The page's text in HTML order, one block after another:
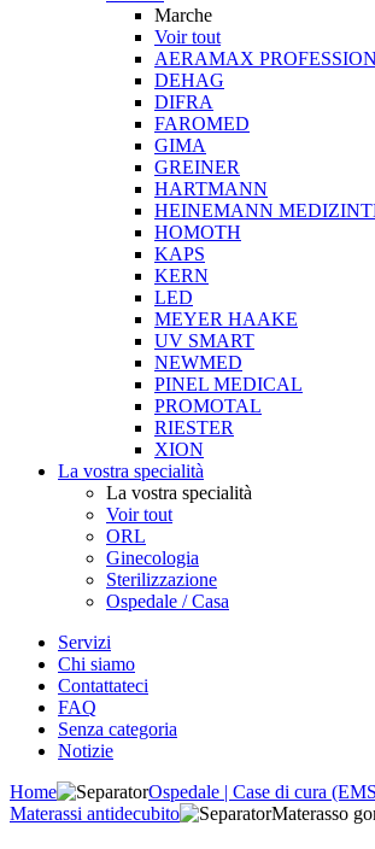
Marche
Voir tout
AERAMAX
DEHAG
DIFRA
FAROMED
GIMA
GREINER
HARTMANN
HEINEMANN
HOMOTH
KAPS
KERN
LED
MEYER HAAKE
UV SMART
NEWMED
PINEL MEDICAL
PROMOTAL
RIESTER
XION
La vostra specialità
La vostra specialità
Voir tout
ORL
Ginecologia
Sterilizzazione
Ospedale / Casa
Servizi
Chi siamo
Contattateci
FAQ
Senza categoria
Notizie
Home
Ospedale | Case di cura
Materassi antidecubito
Materasso